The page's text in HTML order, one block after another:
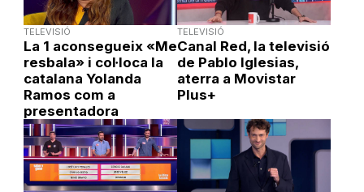
TELEVISIÓ
La 1 aconsegueix «Me
resbala» i col·loca la
catalana Yolanda
Ramos com a
presentadora
TELEVISIÓ
Canal Red, la televisió
de Pablo Iglesias,
aterra a Movistar
Plus+